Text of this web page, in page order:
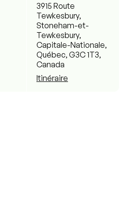
3915 Route
Tewkesbury,
Stoneham-et-
Tewkesbury,
Capitale-Nationale,
Québec, G3C 1T3,
Canada
Itinéraire